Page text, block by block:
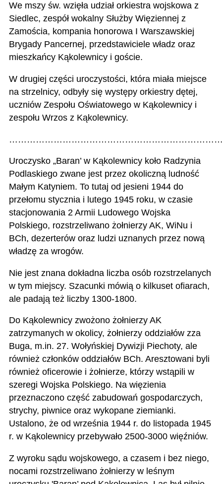
We mszy św. wzięła udział orkiestra wojskowa z
Siedlec, zespół wokalny Służby Więziennej z
Zamościa, kompania honorowa I Warszawskiej
Brygady Pancernej, przedstawiciele władz oraz
mieszkańcy Kąkolewnicy i goście.
W drugiej części uroczystości, która miała miejsce
na strzelnicy, odbyły się występy orkiestry dętej,
uczniów Zespołu Oświatowego w Kąkolewnicy i
zespołu Wrzos z Kąkolewnicy.
Uroczysko „Baran’ w Kąkolewnicy koło Radzynia
Podlaskiego zwane jest przez okoliczną ludność
Małym Katyniem. To tutaj od jesieni 1944 do
przełomu stycznia i lutego 1945 roku, w czasie
stacjonowania 2 Armii Ludowego Wojska
Polskiego, rozstrzeliwano żołnierzy AK, WiNu i
BCh, dezerterów oraz ludzi uznanych przez nową
władzę za wrogów.
Nie jest znana dokładna liczba osób rozstrzelanych
w tym miejscy. Szacunki mówią o kilkuset ofiarach,
ale padają też liczby 1300-1800.
Do Kąkolewnicy zwożono żołnierzy AK
zatrzymanych w okolicy, żołnierzy oddziałów zza
Buga, m.in. 27. Wołyńskiej Dywizji Piechoty, ale
również członków oddziałów BCh. Aresztowani byli
również oficerowie i żołnierze, którzy wstąpili w
szeregi Wojska Polskiego. Na więzienia
przeznaczono część zabudowań gospodarczych,
strychy, piwnice oraz wykopane ziemianki.
Ustalono, że od września 1944 r. do listopada 1945
r. w Kąkolewnicy przebywało 2500-3000 więźniów.
Z wyroku sądu wojskowego, a czasem i bez niego,
nocami rozstrzeliwano żołnierzy w leśnym